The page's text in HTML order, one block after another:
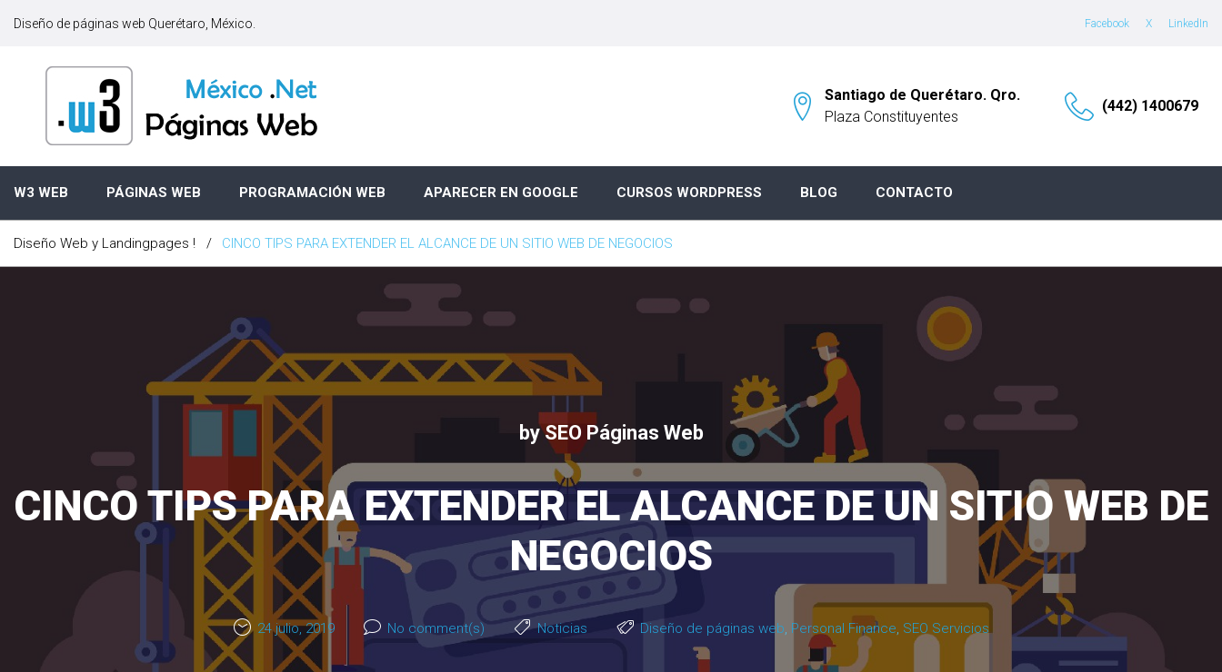
o
t
Diseño de páginas web Querétaro, México. Facebook X LinkedIn
Santiago de Querétaro. Qro.
Plaza Constituyentes
(442) 1400679
W3 WEB PÁGINAS WEB PROGRAMACIÓN WEB APARECER EN GOOGLE CURSOS WORDPRESS BLOG CONTACTO
Diseño Web y Landingpages ! / CINCO TIPS PARA EXTENDER EL ALCANCE DE UN SITIO WEB DE NEGOCIOS
bySEO Páginas Web
CINCO TIPS PARA EXTENDER EL ALCANCE DE UN SITIO WEB DE
NEGOCIOS
24 julio, 2019 No comment(s) Noticias Diseño de páginas web Personal Finance SEO Servicios